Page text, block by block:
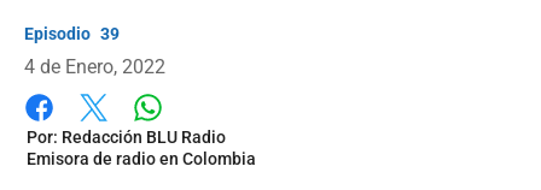
39
4 de Enero, 2022
Facebook
X Whatsapp
Por: Redacción BLU Radio
Emisora de radio en Colombia